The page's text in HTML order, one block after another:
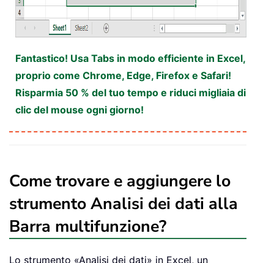
Fantastico! Usa Tabs in modo efficiente in Excel,
proprio come Chrome, Edge, Firefox e Safari!
Risparmia 50 % del tuo tempo e riduci migliaia di
clic del mouse ogni giorno!
Come trovare e aggiungere lo
strumento Analisi dei dati alla
Barra multifunzione?
Lo strumento «Analisi dei dati» in Excel, un